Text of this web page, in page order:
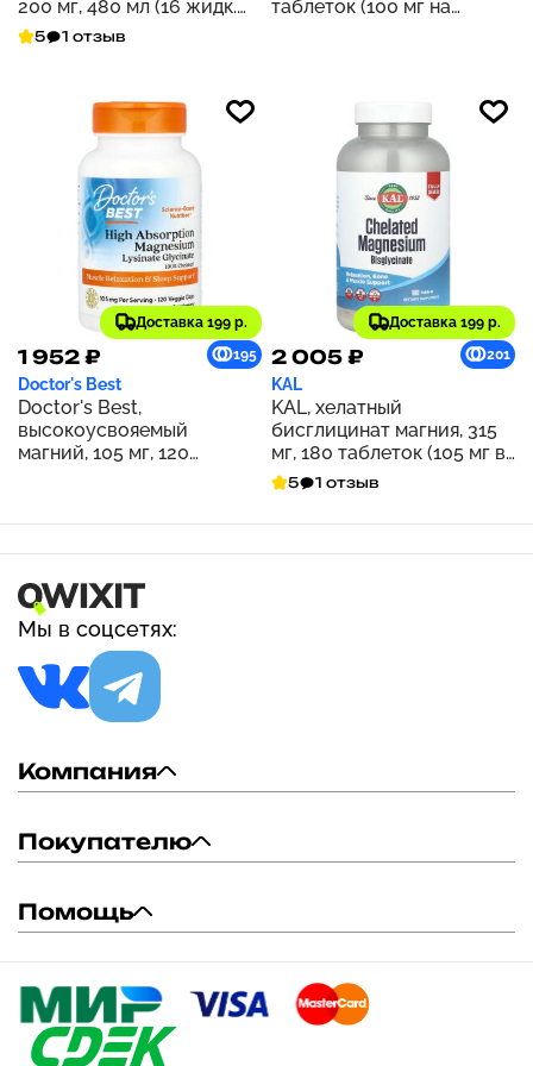
200 мг, 480 мл (16 жидк.
Унций)
5 1 отзыв
таблеток (100 мг на
Доставка 199 р.
1 952 ₽ 195
Doctor's Best
Doctor's Best,
высокоусвояемый
магний, 105 мг, 120
Доставка 199 р.
2 005 ₽ 201
KAL
KAL, хелатный
бисглицинат магния, 315
мг, 180 таблеток (105 мг в
1 таблетке)
5 1 отзыв
Мы в соцсетях:
Компания
Покупателю
Помощь